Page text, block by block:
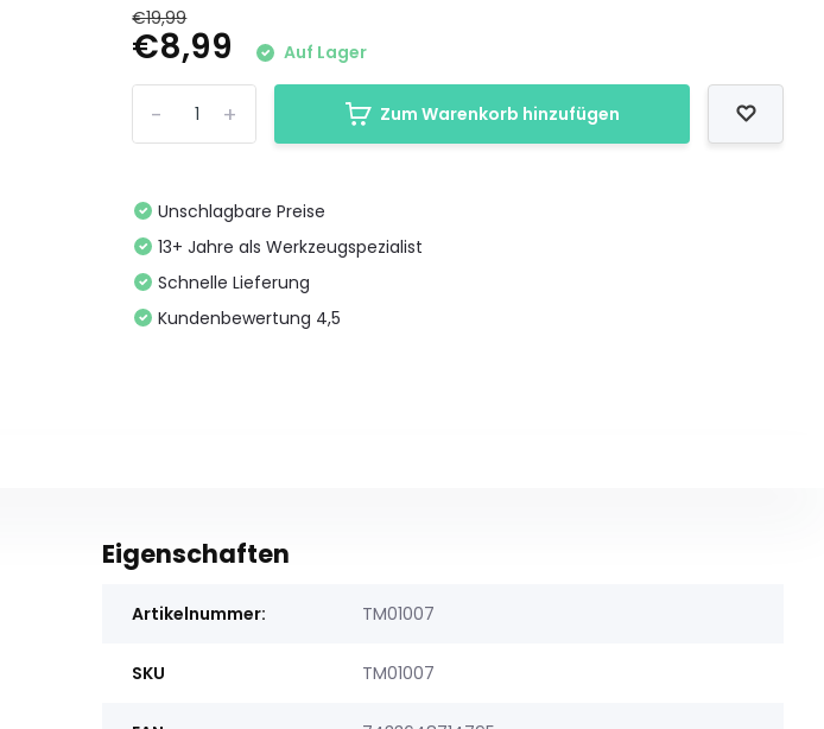
€19,99
€8,99 Auf Lager
+
- Zum Warenkorb hinzufügen
Unschlagbare Preise
13+ Jahre als Werkzeugspezialist
Schnelle Lieferung
Kundenbewertung 4,5
Eigenschaften
Artikelnummer: TM01007
SKU TM01007